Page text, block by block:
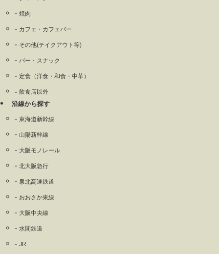
焼肉
カフェ・カフェバー
その他(テイクアウト等)
バー・スナック
定食（洋食・和食・中華）
飲食店以外
沿線から探す
東海道新幹線
山陽新幹線
大阪モノレール
北大阪急行
泉北高速鉄道
おおさか東線
大阪中央線
水間鉄道
JR